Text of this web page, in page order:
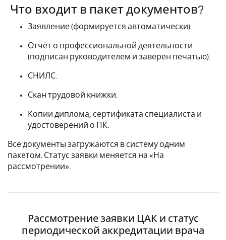
Что входит в пакет документов?
Заявление (формируется автоматически).
Отчёт о профессиональной деятельности
(подписан руководителем и заверен печатью).
СНИЛС.
Скан трудовой книжки.
Копии диплома, сертификата специалиста и
удостоверений о ПК.
Все документы загружаются в систему одним
пакетом. Статус заявки меняется на «На
рассмотрении».
Рассмотрение заявки ЦАК и статус
периодической аккредитации врача